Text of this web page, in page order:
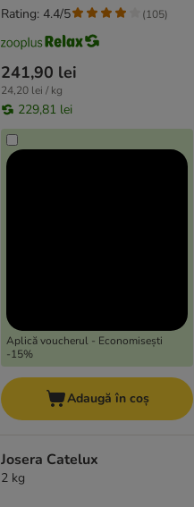
241,90 lei
24,20 lei / kg
229,81 lei
Aplică voucherul - Economisești
-15%
Rating: 4.4/5 (105)
Adaugă în coș
Josera Catelux
2 kg